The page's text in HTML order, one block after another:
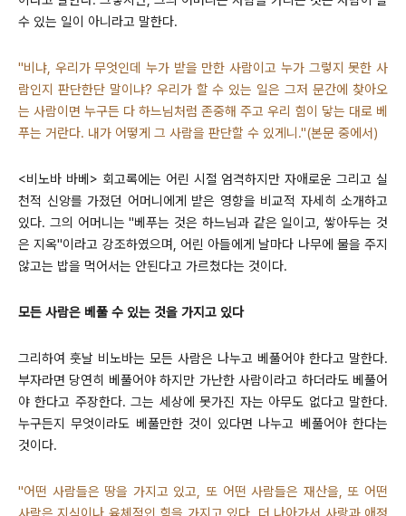
수 있는 일이 아니라고 말한다.
"비냐, 우리가 무엇인데 누가 받을 만한 사람이고 누가 그렇지 못한 사
람인지 판단한단 말이냐? 우리가 할 수 있는 일은 그저 문간에 찾아오
는 사람이면 누구든 다 하느님처럼 존중해 주고 우리 힘이 닿는 대로 베
푸는 거란다. 내가 어떻게 그 사람을 판단할 수 있게니."(본문 중에서)
<비노바 바베> 회고록에는 어린 시절 엄격하지만 자애로운 그리고 실
천적 신앙를 가졌던 어머니에게 받은 영향을 비교적 자세히 소개하고
있다. 그의 어머니는 "베푸는 것은 하느님과 같은 일이고, 쌓아두는 것
은 지옥"이라고 강조하였으며, 어린 아들에게 날마다 나무에 물을 주지
않고는 밥을 먹어서는 안된다고 가르쳤다는 것이다.
모든 사람은 베풀 수 있는 것을 가지고 있다
그리하여 훗날 비노바는 모든 사람은 나누고 베풀어야 한다고 말한다.
부자라면 당연히 베풀어야 하지만 가난한 사람이라고 하더라도 베풀어
야 한다고 주장한다. 그는 세상에 못가진 자는 아무도 없다고 말한다.
누구든지 무엇이라도 베풀만한 것이 있다면 나누고 베풀어야 한다는
것이다.
"어떤 사람들은 땅을 가지고 있고, 또 어떤 사람들은 재산을, 또 어떤